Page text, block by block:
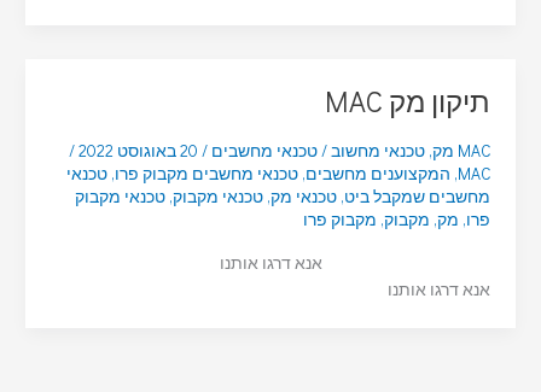
תיקון מק MAC
MAC מק , טכנאי מחשוב/טכנאי מחשבים / 20 באוגוסט 2022
/
MAC
, המקצוענים מחשבים, טכנאי מחשבים מקבוק פרו, טכנאי
מחשבים שמקבל ביט, טכנאי מק, טכנאי מקבוק, טכנאי מקבוק
פרו, מק, מקבוק, מקבוק פרו
אנא דרגו אותנו
אנא דרגו אותנו